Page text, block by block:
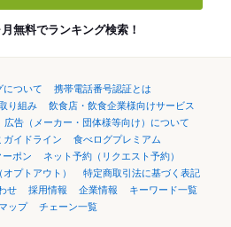
無料でランキング検索！
について
携帯電話番号認証とは
り組み
飲食店・飲食企業様向けサービス
広告（メーカー・団体様等向け）について
ガイドライン
食べログプレミアム
ポン
ネット予約（リクエスト予約）
プトアウト）
特定商取引法に基づく表記
せ 採用情報 企業情報
キーワード一覧
ップ
チェーン一覧